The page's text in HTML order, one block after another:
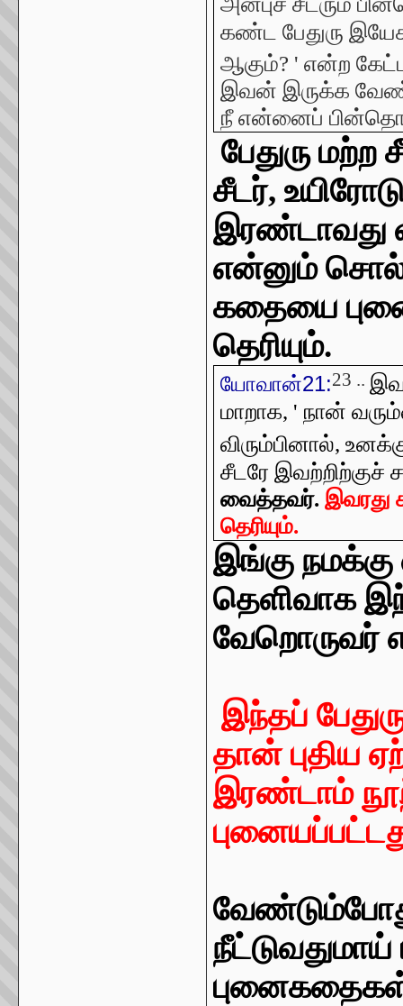
கண்ட பேதுரு
ஆகும்? ' என்ற
இவன் இருக்க
நீ என்னைப்
பேதுரு
சீடர்,
இரண்டாவது
என்னும்
கதையை
தெரியும்.
யோவான்21:23 ..
மாறாக, ' நான்
விரும்பினால்,
சீடரே இவற்றிற்குச்
வைத்தவர்.இவரது
தெரியும்.
இங்கு
தெளிவாக
வேறொருவர்
இந்தப்
தான் புதிய
இரண்டாம்
நீட்டுவதுமாய்